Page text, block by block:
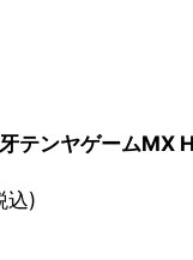
牙テンヤゲームMX
込)